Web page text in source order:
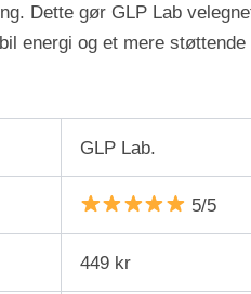
Dette gør GLP Lab
energi og et mere
GLP Lab.
5/5
449 kr